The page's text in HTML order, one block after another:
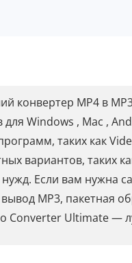
конвертер MP4 в
Windows , Mac ,
таких как
вариантов, таких
Если вам нужна
MP3, пакетная
Converter Ultimate —